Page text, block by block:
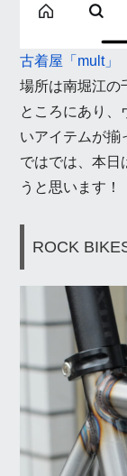
古着屋「mult」
場所は南堀江の
ところにあり、
いアイテムが揃
ではでは、本日
うと思います！
ROCK